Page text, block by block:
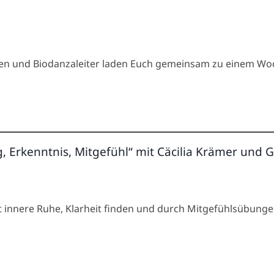
und Biodanzaleiter laden Euch gemeinsam zu einem
Erkenntnis, Mitgefühl“ mit Cäcilia Krämer und
innere Ruhe, Klarheit finden und durch